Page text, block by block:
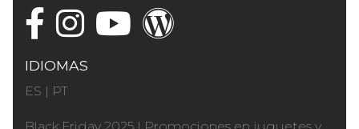
IDIOMAS
ES | PT